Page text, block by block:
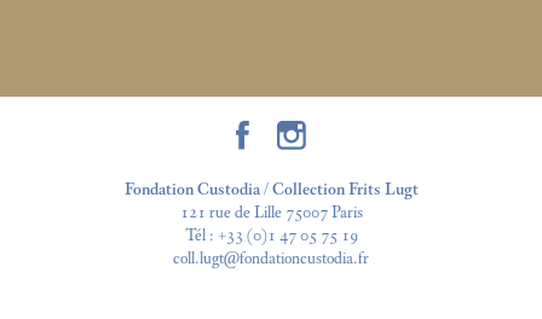
Fondation Custodia / Collection Frits Lugt
121 rue de Lille 75007 Paris
Tél : +33 (0)1 47 05 75 19
coll.lugt@fondationcustodia.fr